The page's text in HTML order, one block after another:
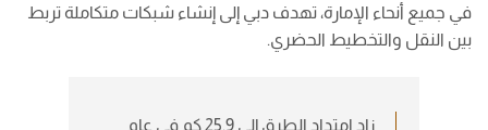
في جميع أنحاء الإمارة، تهدف دبي إلى إنشاء شبكات متكاملة تربط
بين النقل والتخطيط الحضري.
زاد امتداد الطرق إلى 25.9 كم في عام